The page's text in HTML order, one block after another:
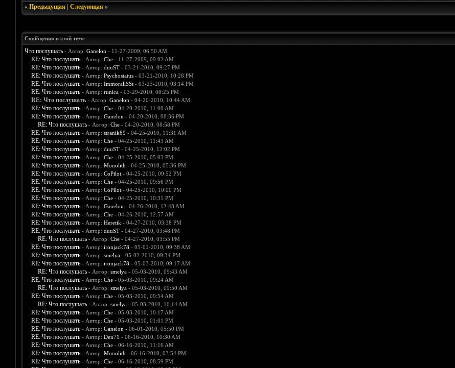
« Предыдущая| Следующая»
Сообщения в этой теме
Что послушать - Автор: Ganelon - 11-27-2009, 06:50 AM
RE: Что послушать - Автор: Che- 11-27-2009, 09:02 AM
RE: Что послушать - Автор: duuST- 03-21-2010, 09:27 PM
RE: Что послушать - Автор: Psychostatus- 03-21-2010, 10:28 PM
RE: Что послушать - Автор: ImmoraliSSt- 03-23-2010, 03:14 PM
RE: Что послушать - Автор: runica- 03-29-2010, 08:25 PM
RE: Что послушать - Автор: Ganelon - 04-20-2010, 10:44 AM
RE: Что послушать - Автор: Che- 04-20-2010, 11:00 AM
RE: Что послушать - Автор: Ganelon - 04-20-2010, 08:36 PM
RE: Что послушать - Автор: Che- 04-20-2010, 08:58 PM
RE: Что послушать - Автор: stranik89 - 04-25-2010, 11:31 AM
RE: Что послушать - Автор: Che- 04-25-2010, 11:43 AM
RE: Что послушать - Автор: duuST- 04-25-2010, 12:02 PM
RE: Что послушать - Автор: Che- 04-25-2010, 05:03 PM
RE: Что послушать - Автор: Monolith - 04-25-2010, 05:36 PM
RE: Что послушать - Автор: CoPilot- 04-25-2010, 09:52 PM
RE: Что послушать - Автор: Che- 04-25-2010, 09:56 PM
RE: Что послушать - Автор: CoPilot- 04-25-2010, 10:00 PM
RE: Что послушать - Автор: Che- 04-25-2010, 10:31 PM
RE: Что послушать - Автор: Ganelon - 04-26-2010, 12:48 AM
RE: Что послушать - Автор: Che- 04-26-2010, 12:57 AM
RE: Что послушать - Автор: Heretik - 04-27-2010, 03:38 PM
RE: Что послушать - Автор: duuST- 04-27-2010, 03:48 PM
RE: Что послушать - Автор: Che- 04-27-2010, 03:55 PM
RE: Что послушать - Автор: ironjack78 - 05-01-2010, 09:38 AM
RE: Что послушать - Автор: smelya- 05-02-2010, 09:34 PM
RE: Что послушать - Автор: ironjack78 - 05-03-2010, 09:17 AM
RE: Что послушать - Автор: smelya- 05-03-2010, 09:43 AM
RE: Что послушать - Автор: Che- 05-03-2010, 09:24 AM
RE: Что послушать - Автор: smelya- 05-03-2010, 09:50 AM
RE: Что послушать - Автор: Che- 05-03-2010, 09:54 AM
RE: Что послушать - Автор: smelya- 05-03-2010, 10:14 AM
RE: Что послушать - Автор: Che- 05-03-2010, 10:17 AM
RE: Что послушать - Автор: Che- 05-03-2010, 01:01 PM
RE: Что послушать - Автор: Ganelon - 06-01-2010, 05:50 PM
RE: Что послушать - Автор: Den71 - 06-16-2010, 10:30 AM
RE: Что послушать - Автор: Che- 06-16-2010, 11:16 AM
RE: Что послушать - Автор: Monolith - 06-16-2010, 03:54 PM
RE: Что послушать - Автор: Che- 06-16-2010, 08:59 PM